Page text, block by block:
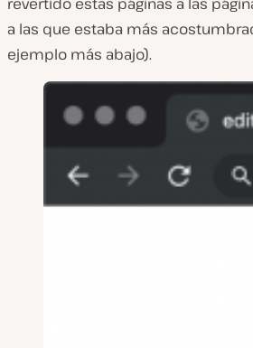
a las que estaba más
ejemplo más abajo).